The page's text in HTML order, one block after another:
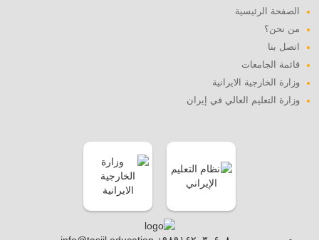
الصفحة الرئيسية
من نحن؟
اتصل بنا
قائمة الجامعات
وزارة الخارجية الايرانية
وزارة التعليم العالي في إيران